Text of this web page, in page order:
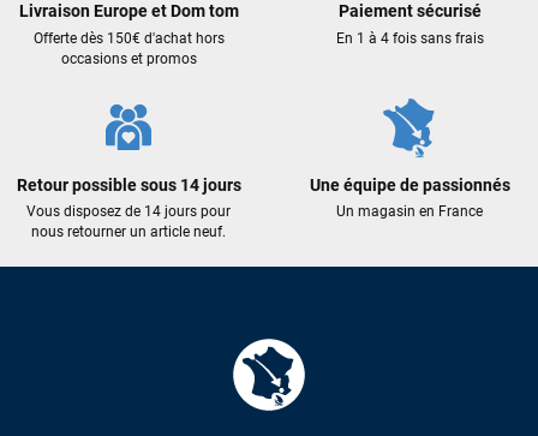
Livraison Europe et Dom tom
Offerte dès 150€ d'achat hors
occasions et promos
Paiement sécurisé
En 1 à 4 fois sans frais
Retour possible sous 14 jours
Vous disposez de 14 jours pour
nous retourner un article neuf.
Une équipe de passionnés
Un magasin en France